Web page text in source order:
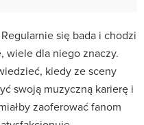
się bada i chodzi
wiele dla niego znaczy.
kiedy ze sceny
swoją muzyczną karierę i
zaoferować fanom